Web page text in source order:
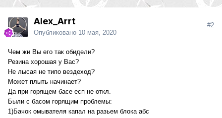
Alex_Arrt
Опубликовано 10 мая, 2020
#2
Чем жи Вы его так обидели?
Резина хорошая у Вас?
Не лысая не типо вездеход?
Может плыть начинает?
Да при горящем басе есп не откл.
Были с басом горящим проблемы:
1)Бачок омывателя капал на разьем блока абс